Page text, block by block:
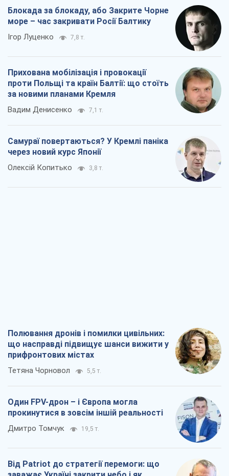
Блокада за блокаду, або Закрите Чорне
море – час закривати Росії Балтику
Ігор Луценко 7,8 т.
Прихована мобілізація і провокації
проти Польщі та країн Балтії: що стоїть
за новими планами Кремля
Вадим Денисенко 7,1 т.
Самураї повертаються? У Кремлі паніка
через новий курс Японії
Олексій Копитько 3,8 т.
Полювання дронів і помилки цивільних:
що насправді підвищує шанси вижити у
прифронтових містах
Тетяна Чорновол 5,5 т.
Один FPV-дрон – і Європа могла
прокинутися в зовсім іншій реальності
Дмитро Томчук 19,5 т.
Від Patriot до стратегії перемоги: що